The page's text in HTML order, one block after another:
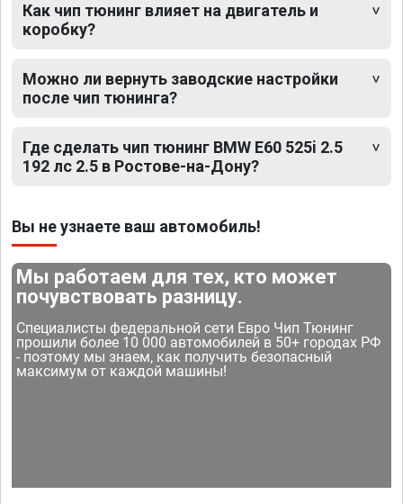
Как чип тюнинг влияет на двигатель и
коробку?
Можно ли вернуть заводские настройки
после чип тюнинга?
Где сделать чип тюнинг BMW E60 525i 2.5
192 лс 2.5 в Ростове-на-Дону?
Вы не узнаете ваш автомобиль!
Мы работаем для тех, кто может
почувствовать разницу.
Специалисты федеральной сети Евро Чип Тюнинг
прошили более 10 000 автомобилей в 50+ городах РФ
- поэтому мы знаем, как получить безопасный
максимум от каждой машины!